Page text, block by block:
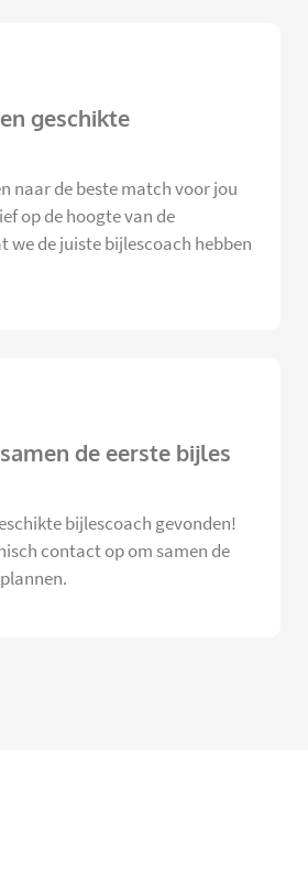
geschikte
naar de beste match voor jou
op de hoogte van de
de juiste bijlescoach hebben
de eerste bijles
bijlescoach gevonden!
contact op om samen de